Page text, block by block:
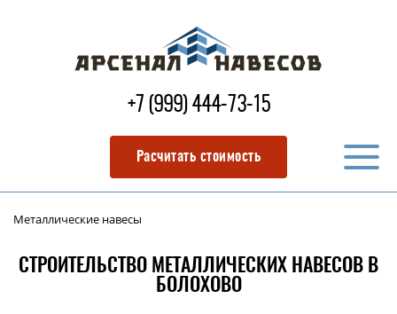
+7 (999) 444-73-15
Расчитать стоимость
Металлические навесы
СТРОИТЕЛЬСТВО МЕТАЛЛИЧЕСКИХ НАВЕСОВ В
БОЛОХОВО